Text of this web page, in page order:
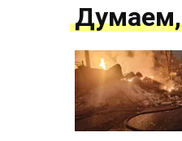
Думаем,